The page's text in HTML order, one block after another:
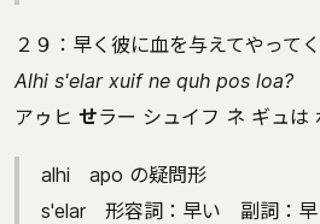
２９：早く彼に血を与えてやって
Alhi s'elar xuif ne quh pos loa?
アゥヒ せラー シュイフ ネ ギュは
alhi apo の疑問形
s'elar 形容詞：早い 副詞：早